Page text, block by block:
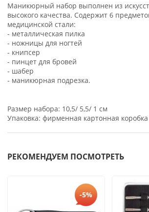
Маникюрный набор выполнен из
высокого качества. Содержит 6
медицинской стали:
- металлическая пилка
- ножницы для ногтей
- книпсер
- пинцет для бровей
- шабер
- маникюрная подрезка.
Размер набора: 10,5/ 5,5/ 1 см
Упаковка: фирменная картонная коробка
РЕКОМЕНДУЕМ ПОСМОТРЕТЬ
-5%